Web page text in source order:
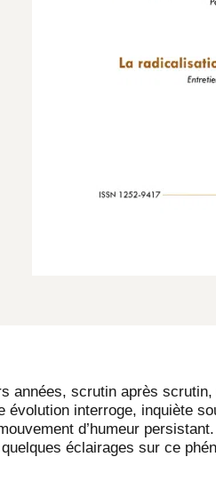
années, scrutin après
évolution interroge, inquiète
d’humeur
quelques éclairages sur ce